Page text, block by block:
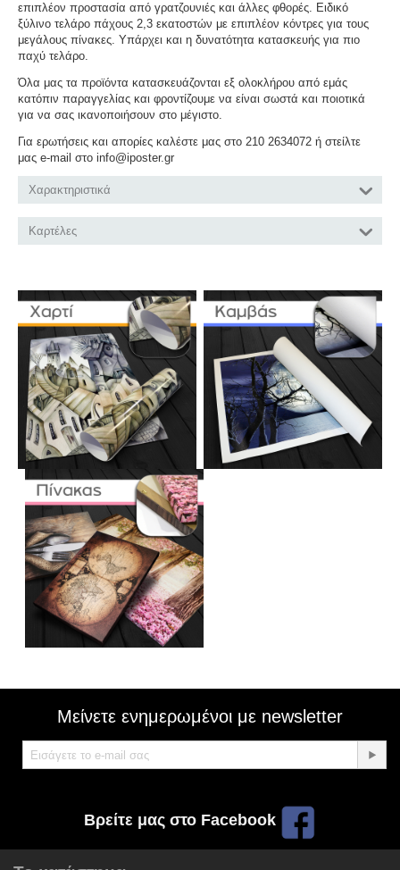
επιπλέον προστασία από γρατζουνιές και άλλες φθορές. Ειδικό
ξύλινο τελάρο πάχους 2,3 εκατοστών με επιπλέον κόντρες για τους
μεγάλους πίνακες. Υπάρχει και η δυνατότητα κατασκευής για πιο
παχύ τελάρο.
Όλα μας τα προϊόντα κατασκευάζονται εξ ολοκλήρου από εμάς
κατόπιν παραγγελίας και φροντίζουμε να είναι σωστά και ποιοτικά
για να σας ικανοποιήσουν στο μέγιστο.
Για ερωτήσεις και απορίες καλέστε μας στο 210 2634072 ή στείλτε
μας e-mail στο info@iposter.gr
Χαρακτηριστικά
Καρτέλες
Μείνετε ενημερωμένοι με newsletter
Βρείτε μας στο Facebook